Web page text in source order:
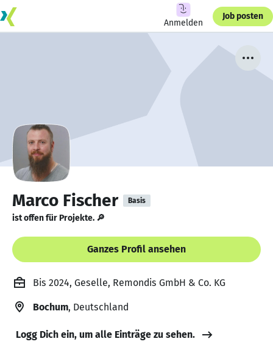
Anmelden
Job posten
Marco Fischer Basis
ist offen für Projekte. 🔎
Ganzes Profil ansehen
Bis 2024, Geselle, Remondis GmbH & Co. KG
Bochum, Deutschland
Logg Dich ein, um alle Einträge zu sehen.